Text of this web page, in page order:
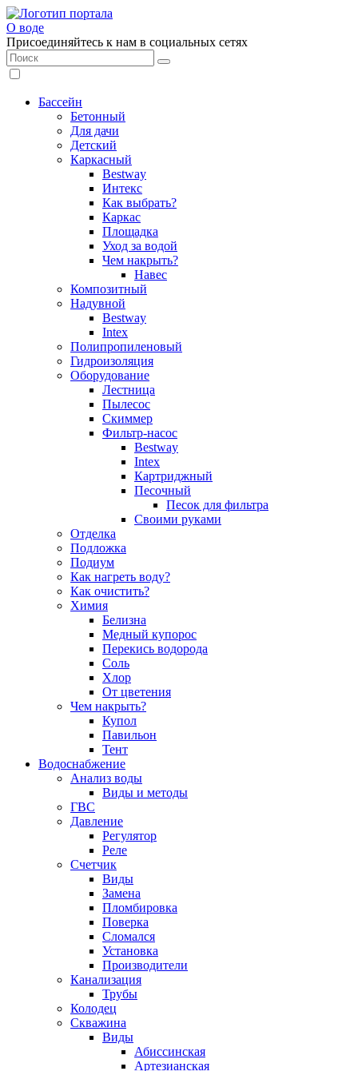
О воде
Присоединяйтесь к нам в социальных сетях
Бассейн
Бетонный
Для дачи
Детский
Каркасный
Bestway
Интекс
Как выбрать?
Каркас
Площадка
Уход за водой
Чем накрыть?
Навес
Композитный
Надувной
Bestway
Intex
Полипропиленовый
Гидроизоляция
Оборудование
Лестница
Пылесос
Скиммер
Фильтр-насос
Bestway
Intex
Картриджный
Песочный
Песок для фильтра
Своими руками
Отделка
Подложка
Подиум
Как нагреть воду?
Как очистить?
Химия
Белизна
Медный купорос
Перекись водорода
Соль
Хлор
От цветения
Чем накрыть?
Купол
Павильон
Тент
Водоснабжение
Анализ воды
Виды и методы
ГВС
Давление
Регулятор
Реле
Счетчик
Виды
Замена
Пломбировка
Поверка
Сломался
Установка
Производители
Канализация
Трубы
Колодец
Скважина
Виды
Абиссинская
Артезианская